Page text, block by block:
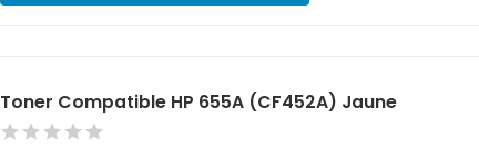
Toner Compatible HP 655A (CF452A) Jaune